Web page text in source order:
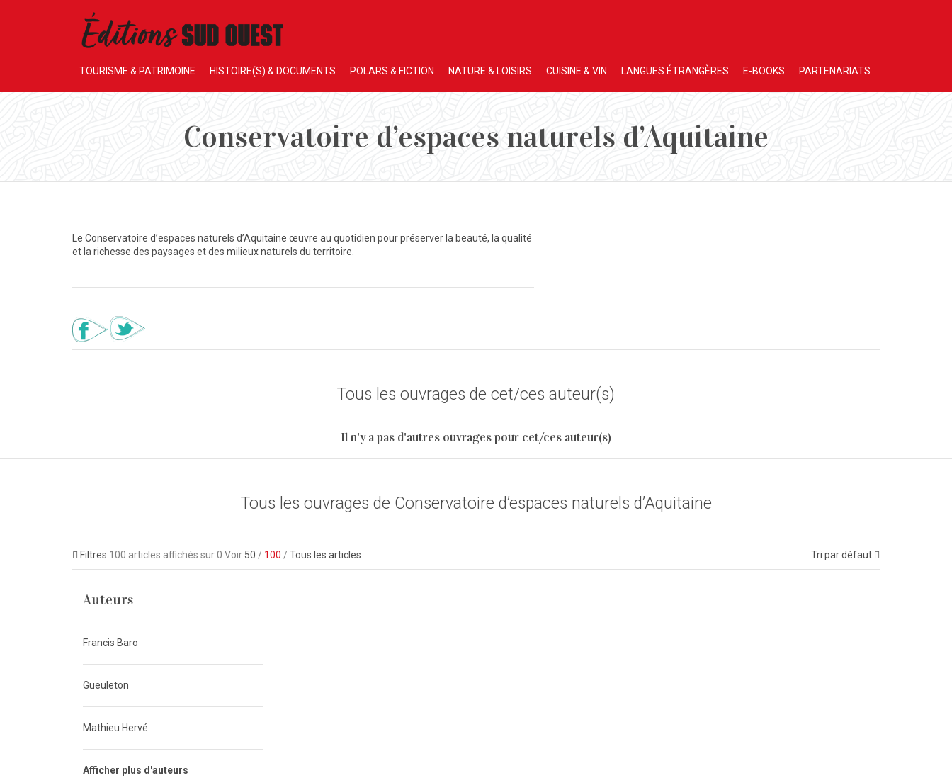
TOURISME & PATRIMOINE HISTOIRE(S) & DOCUMENTS POLARS & FICTION NATURE & LOISIRS CUISINE & VIN LANGUES ÉTRANGÈRES E-BOOKS PARTENARIATS
Conservatoire d’espaces naturels d’Aquitaine
Le Conservatoire d’espaces naturels d’Aquitaine œuvre au quotidien pour préserver la beauté, la qualité
et la richesse des paysages et des milieux naturels du territoire.
Tous les ouvrages de cet/ces auteur(s)
Il n'y a pas d'autres ouvrages pour cet/ces auteur(s)
Tous les ouvrages de Conservatoire d’espaces naturels d’Aquitaine
Filtres 100 articles affichés sur0 Voir 50 / 100 / Tous les articles Tri par défaut
Auteurs
Francis Baro
Gueuleton
Mathieu Hervé
Afficher plus d'auteurs